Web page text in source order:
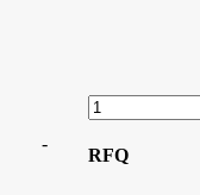
-
RFQ